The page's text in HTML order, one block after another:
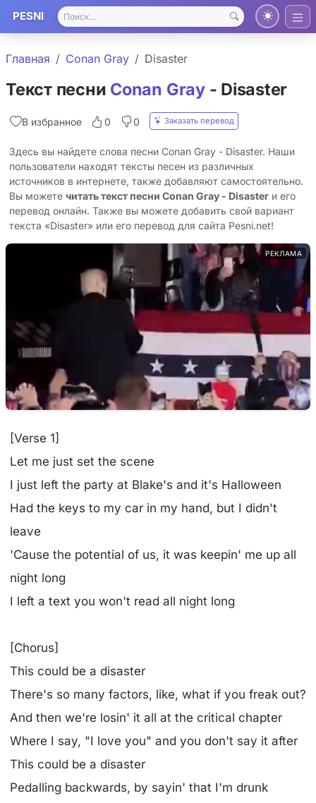
PESNI
Главная Conan Gray Disaster
Текст песни Conan Gray- Disaster
В избранное 0 0 Заказать перевод
Здесь вы найдете слова песни Conan Gray - Disaster. Наши
пользователи находят тексты песен из различных
источников в интернете, также добавляют самостоятельно.
Вы можете читать текст песни Conan Gray - Disaster и его
перевод онлайн. Также вы можете добавить свой вариант
текста «Disaster» или его перевод для сайта Pesni.net!
РЕКЛАМА
[Verse 1]
Let me just set the scene
I just left the party at Blake's and it's Halloween
Had the keys to my car in my hand, but I didn't
leave
'Cause the potential of us, it was keepin' me up all
night long
I left a text you won't read all night long
[Chorus]
This could be a disaster
There's so many factors, like, what if you freak out?
And then we're losin' it all at the critical chapter
Where I say, "I love you" and you don't say it after
This could be a disaster
Pedalling backwards, by sayin' that I'm drunk